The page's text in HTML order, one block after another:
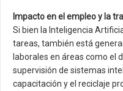
Impacto en el empleo y la
Si bien la Inteligencia
tareas, también está
laborales en áreas como el
supervisión de sistemas
capacitación y el reciclaje